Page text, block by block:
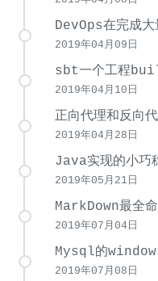
DevOps在完成
2019年04月09日
sbt一个工程
2019年04月10日
正向代理和反向
2019年04月28日
Java实现的小
2019年05月21日
MarkDown最全
2019年07月04日
Mysql的
2019年07月08日